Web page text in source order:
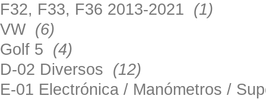
F32, F33, F36 2013-2021 (1)
VW (6)
Golf 5 (4)
D-02 Diversos (12)
E-01 Electrónica / Manómetros /